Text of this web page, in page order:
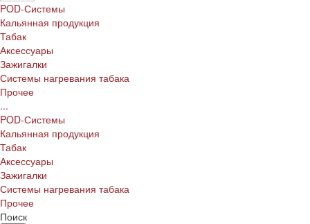
POD-Системы
Кальянная продукция
Табак
Аксессуары
Зажигалки
Системы нагревания табака
Прочее
...
POD-Системы
Кальянная продукция
Табак
Аксессуары
Зажигалки
Системы нагревания табака
Прочее
Поиск